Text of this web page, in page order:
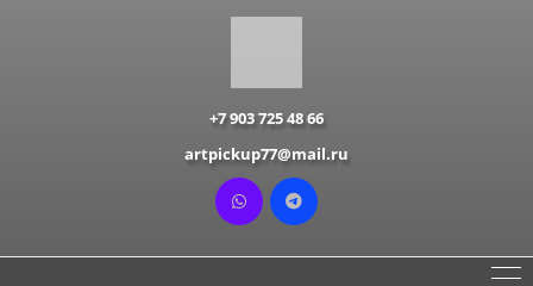
+7 903 725 48 66
artpickup77@mail.ru